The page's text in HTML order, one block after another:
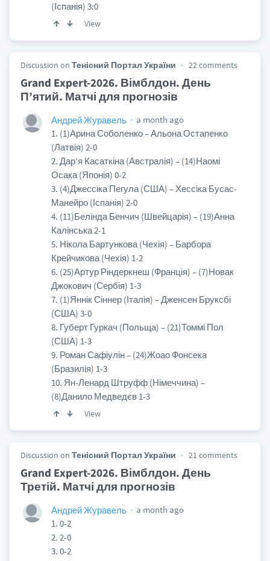
(Іспанія) 3:0
View
Discussion on Тенісний Портал України 22 comments
Grand Expert-2026. Вімблдон. День
П’ятий. Матчі для прогнозів
Андрей Журавель
a month ago
1. (1)Арина Соболенко – Альона Остапенко
(Латвія) 2-0
2. Дар’я Касаткіна (Австралія) – (14)Наомі
Осака (Японія) 0-2
3. (4)Джессіка Пегула (США) – Хессіка Бусас-
Манейро (Іспанія) 2-0
4. (11)Белінда Бенчич (Швейцарія) – (19)Анна
Калінська 2-1
5. Нікола Бартункова (Чехія) – Барбора
Крейчикова (Чехія) 1-2
6. (25)Артур Ріндеркнеш (Франція) – (7)Новак
Джокович (Сербія) 1-3
7. (1)Яннік Сіннер (Італія) – Дженсен Бруксбі
(США) 3-0
8. Губерт Гуркач (Польща) – (21)Томмі Пол
(США) 1-3
9. Роман Сафіулін – (24)Жоао Фонсека
(Бразилія) 1-3
10. Ян-Ленард Штруфф (Німеччина) –
(8)Данило Медведєв 1-3
View
Discussion on Тенісний Портал України 21 comments
Grand Expert-2026. Вімблдон. День
Третій. Матчі для прогнозів
Андрей Журавель
a month ago
1. 0-2
2. 2-0
3. 0-2